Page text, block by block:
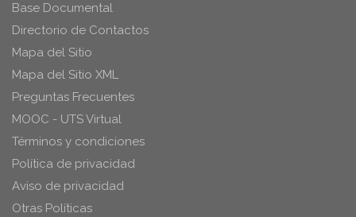
Base Documental
Directorio de Contactos
Mapa del Sitio
Mapa del Sitio XML
Preguntas Frecuentes
MOOC - UTS Virtual
Términos y condiciones
Política de privacidad
Aviso de privacidad
Otras Políticas